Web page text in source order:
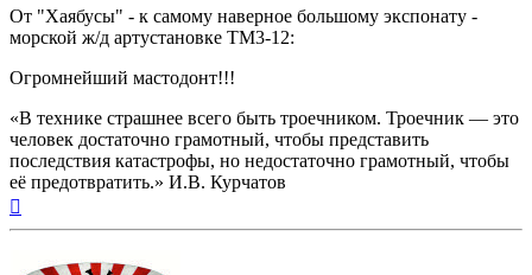
От "Хаябусы" - к самому наверное большому экспонату -
морской ж/д артустановке ТМ3-12:
Огромнейший мастодонт!!!
«В технике страшнее всего быть троечником. Троечник — это
человек достаточно грамотный, чтобы представить
последствия катастрофы, но недостаточно грамотный, чтобы
её предотвратить.» И.В. Курчатов